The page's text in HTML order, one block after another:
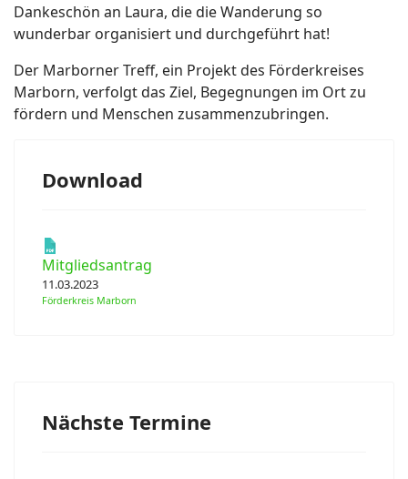
Dankeschön an Laura, die die Wanderung so
wunderbar organisiert und durchgeführt hat!
Der Marborner Treff, ein Projekt des Förderkreises
Marborn, verfolgt das Ziel, Begegnungen im Ort zu
fördern und Menschen zusammenzubringen.
Download
Mitgliedsantrag
11.03.2023
Förderkreis Marborn
Nächste Termine